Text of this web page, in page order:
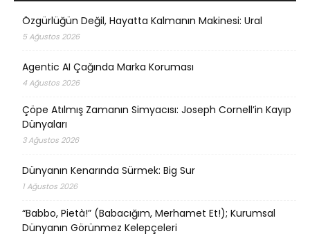
Özgürlüğün Değil, Hayatta Kalmanın Makinesi: Ural
5 Ağustos 2026
Agentic AI Çağında Marka Koruması
4 Ağustos 2026
Çöpe Atılmış Zamanın Simyacısı: Joseph Cornell’in Kayıp
Dünyaları
3 Ağustos 2026
Dünyanın Kenarında Sürmek: Big Sur
1 Ağustos 2026
“Babbo, Pietà!” (Babacığım, Merhamet Et!); Kurumsal
Dünyanın Görünmez Kelepçeleri